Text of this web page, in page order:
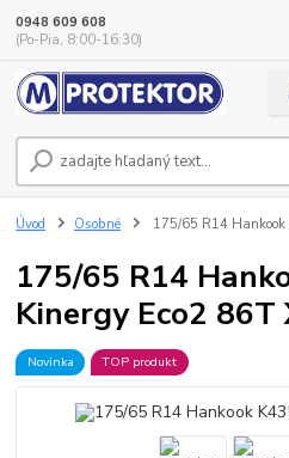
0948 609 608
(Po-Pia, 8:00-16:30)
Úvod Osobné 175/65 R14 Hankook
175/65 R14
Kinergy Eco2 86T
Novinka TOP produkt